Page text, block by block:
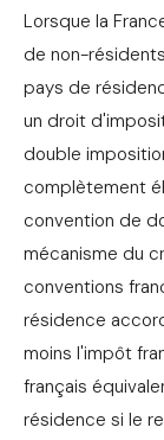
Lorsque la
de non-
pays de
un droit
double
complètement
convention de
mécanisme du
conventions
résidence
moins l'impôt
français
résidence si le